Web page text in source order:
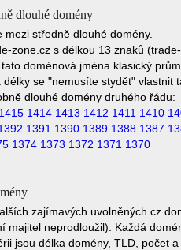
dlouhé domény
středně dlouhé domény.
zone.cz s délkou 13 znaků
doménová jména klasický
se "nemusíte stydět" vlastnit
dlouhé domény druhého řádu:
1415 1414 1413 1412 1411 1410
1391 1390 1389 1388 1387
1374 1373 1372 1371 1370
zajímavých uvolněných cz
neprodloužil). Každá
jsou délka domény, TLD, počet a